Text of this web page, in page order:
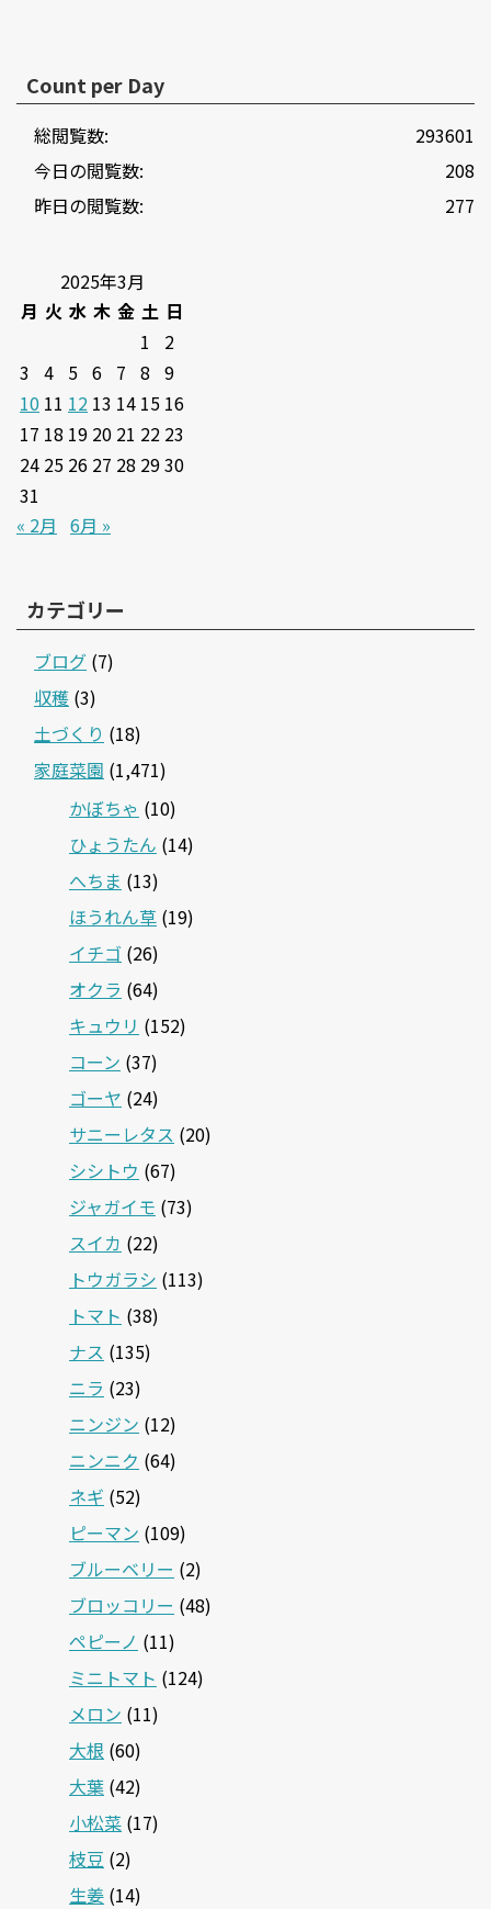
Count per Day
293601
総閲覧数:
208
今日の閲覧数:
277
昨日の閲覧数:
2025年3月
月 火 水 木 金 土 日
1
2
3 4 5 6 7 8 9
10 11 12 13 14 15 16
17 18 19 20 21 22 23
24 25 26 27 28 2930
31
« 2月 6月 »
カテゴリー
ブログ (7)
収穫 (3)
土づくり (18)
家庭菜園 (1,471)
かぼちゃ (10)
ひょうたん (14)
へちま (13)
ほうれん草 (19)
イチゴ (26)
オクラ (64)
キュウリ (152)
コーン (37)
ゴーヤ (24)
サニーレタス (20)
シシトウ (67)
ジャガイモ (73)
スイカ (22)
トウガラシ (113)
トマト (38)
ナス (135)
ニラ (23)
ニンジン (12)
ニンニク (64)
ネギ (52)
ピーマン (109)
ブルーベリー (2)
ブロッコリー (48)
ペピーノ (11)
ミニトマト (124)
メロン (11)
大根 (60)
大葉 (42)
小松菜 (17)
枝豆 (2)
生姜 (14)